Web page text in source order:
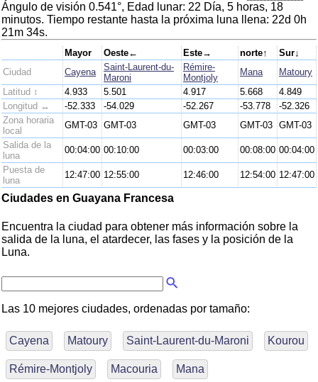
Ángulo de visión 0.541°, Edad lunar: 22 Día, 5 horas, 18
minutos. Tiempo restante hasta la próxima luna llena: 22d 0h
21m 34s.
Mayor Oeste← Este→ norte↑
Sur↓
Ciudad
Cayena
Saint-Laurent-du-
Maroni
Rémire-
Montjoly
Mana
Matoury
Latitud ↕
4.933 5.501 4.917 5.668
4.849
Longitud ↔
-52.333 -54.029 -52.267 -53.778
-52.326
Zona horaria
local
GMT-03 GMT-03 GMT-03 GMT-03 GMT-03
Salida de la
luna
00:04:00 00:10:00 00:03:00 00:08:00 00:04:00
Puesta de
luna
12:47:00 12:55:00 12:46:00 12:54:00 12:47:00
Ciudades en Guayana Francesa
Encuentra la ciudad para obtener más información sobre la
salida de la luna, el atardecer, las fases y la posición de la
Luna.
Las 10 mejores ciudades, ordenadas por tamaño:
Cayena Matoury Saint-Laurent-du-Maroni Kourou
Rémire-Montjoly Macouria Mana